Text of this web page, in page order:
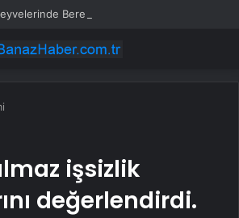
Bereket
işsizlik
değerlendirdi.